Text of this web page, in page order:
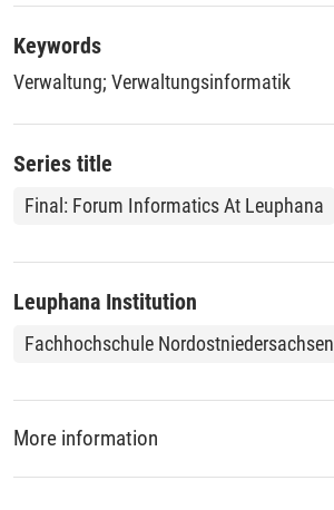
Keywords
Verwaltung; Verwaltungsinformatik
Series title
Final: Forum Informatics At Leuphana
Leuphana Institution
Fachhochschule Nordostniedersachsen
More information